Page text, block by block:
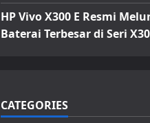
HP Vivo X300 E Resmi
Baterai Terbesar di Seri
CATEGORIES